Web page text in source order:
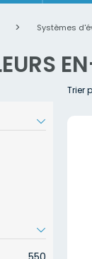
Systèmes
Trier